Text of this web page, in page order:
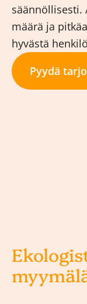
säännöllisesti.
määrä ja
hyvästä
Pyydä